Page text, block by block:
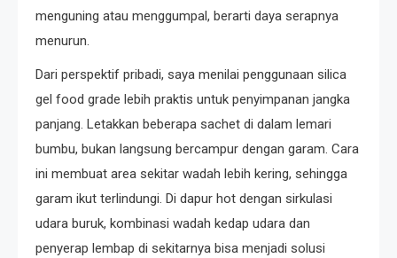
menguning atau menggumpal, berarti daya serapnya
menurun.
Dari perspektif pribadi, saya menilai penggunaan silica
gel food grade lebih praktis untuk penyimpanan jangka
panjang. Letakkan beberapa sachet di dalam lemari
bumbu, bukan langsung bercampur dengan garam. Cara
ini membuat area sekitar wadah lebih kering, sehingga
garam ikut terlindungi. Di dapur hot dengan sirkulasi
udara buruk, kombinasi wadah kedap udara dan
penyerap lembap di sekitarnya bisa menjadi solusi